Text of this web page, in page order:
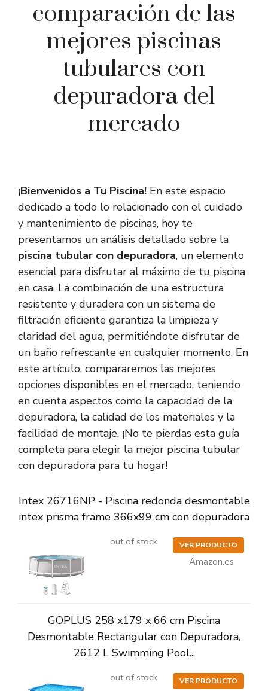
comparación de las
mejores piscinas
tubulares con
depuradora del
mercado
¡Bienvenidos a Tu Piscina! En este espacio
dedicado a todo lo relacionado con el cuidado
y mantenimiento de piscinas, hoy te
presentamos un análisis detallado sobre la
piscina tubular con depuradora, un elemento
esencial para disfrutar al máximo de tu piscina
en casa. La combinación de una estructura
resistente y duradera con un sistema de
filtración eficiente garantiza la limpieza y
claridad del agua, permitiéndote disfrutar de
un baño refrescante en cualquier momento. En
este artículo, compararemos las mejores
opciones disponibles en el mercado, teniendo
en cuenta aspectos como la capacidad de la
depuradora, la calidad de los materiales y la
facilidad de montaje. ¡No te pierdas esta guía
completa para elegir la mejor piscina tubular
con depuradora para tu hogar!
Intex 26716NP - Piscina redonda desmontable
intex prisma frame 366x99 cm con depuradora
out of stock VER PRODUCTO
Amazon.es
GOPLUS 258 x179 x 66 cm Piscina
Desmontable Rectangular con Depuradora,
2612 L Swimming Pool...
out of stock VER PRODUCTO